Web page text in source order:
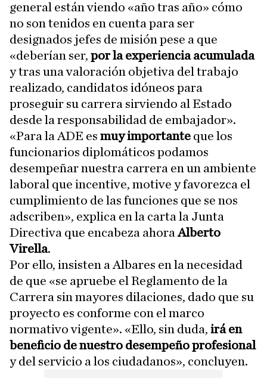
general están viendo «año tras año» cómo
no son tenidos en cuenta para ser
designados jefes de misión pese a que
«deberían ser, por la experiencia acumulada
y tras una valoración objetiva del trabajo
realizado, candidatos idóneos para
proseguir su carrera sirviendo al Estado
desde la responsabilidad de embajador».
«Para la ADE es muy importante que los
funcionarios diplomáticos podamos
desempeñar nuestra carrera en un ambiente
laboral que incentive, motive y favorezca el
cumplimiento de las funciones que se nos
adscriben», explica en la carta la Junta
Directiva que encabeza ahoraAlberto
Virella.
Por ello, insisten a Albares en la necesidad
de que «se apruebe el Reglamento de la
Carrera sin mayores dilaciones, dado que su
proyecto es conforme con el marco
normativo vigente». «Ello, sin duda, irá en
beneficio de nuestro desempeño profesional
y del servicio a los ciudadanos», concluyen.